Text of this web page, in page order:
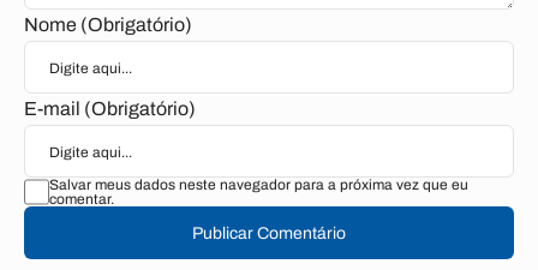
Nome (Obrigatório)
E-mail (Obrigatório)
Salvar meus dados neste navegador para a próxima vez que eu
comentar.
Publicar Comentário